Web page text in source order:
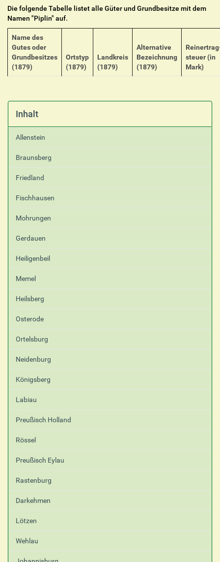
Die folgende Tabelle listet alle Güter und Grundbesitze mit dem
Namen "Piplin" auf.
Name des
Gutes oder
Grundbesitzes
(1879)
Ortstyp
(1879)
Landkreis
(1879)
Alternative
Bezeichnung
(1879)
steuer (in
Mark)
Inhalt
Allenstein
Braunsberg
Friedland
Fischhausen
Mohrungen
Gerdauen
Heiligenbeil
Memel
Heilsberg
Osterode
Ortelsburg
Neidenburg
Königsberg
Labiau
Preußisch Holland
Rössel
Preußisch Eylau
Rastenburg
Darkehmen
Lötzen
Wehlau